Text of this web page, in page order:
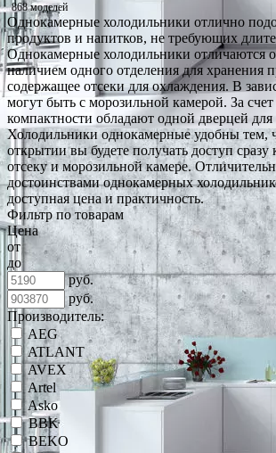
868 моделей
Однокамерные холодильники отлично
продуктов и напитков, не требующих
Однокамерные холодильники отличаются
наличием одного отделения для хранения
содержащее отсеки для охлаждения. В
могут быть с морозильной камерой. За счет
компактности обладают одной дверцей для
Холодильники однокамерные удобны тем,
открытии вы будете получать доступ
отсеку и морозильной камере.
достоинствами однокамерных
доступная цена и практичность.
Фильтр по товарам
Цена
от
до
руб.
руб.
Производитель:
AEG
ATLANT
AVEX
Artel
Asko
BBK
BEKO